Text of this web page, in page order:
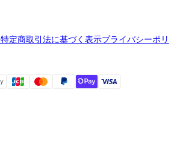
特定商取引法に基づく表示プライバシーポリ